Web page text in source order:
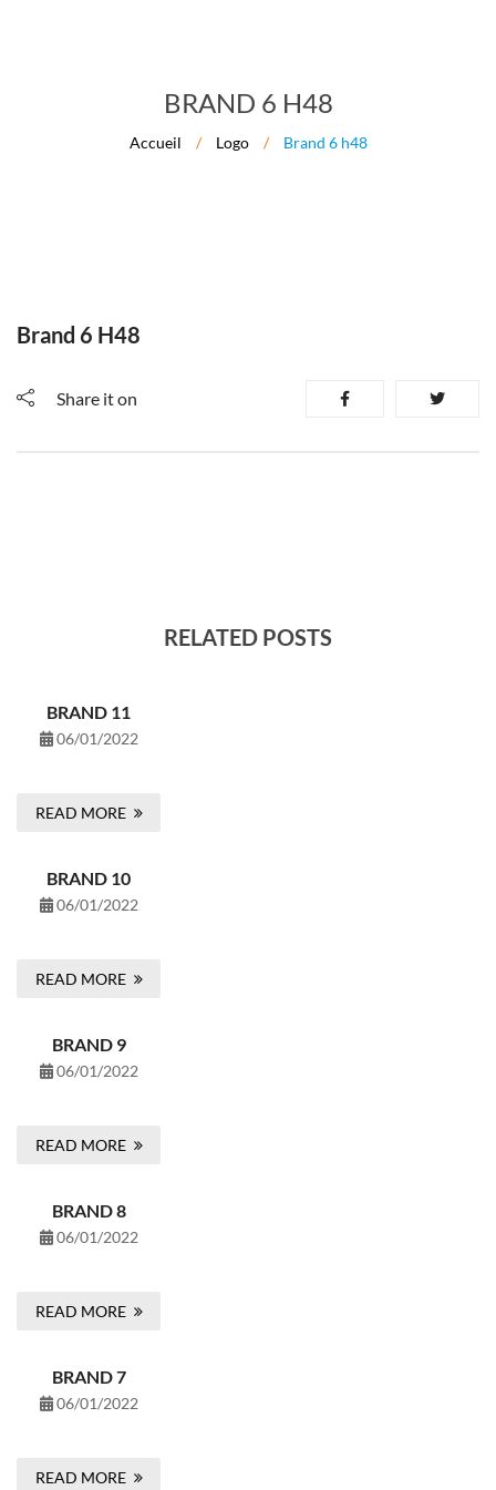
BRAND 6 H48
Accueil / Logo / Brand 6 h48
Brand 6 H48
Share it on
RELATED POSTS
BRAND 11
06/01/2022
READ MORE
BRAND 10
06/01/2022
READ MORE
BRAND 9
06/01/2022
READ MORE
BRAND 8
06/01/2022
READ MORE
BRAND 7
06/01/2022
READ MORE